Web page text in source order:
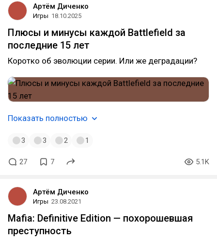
Артём Диченко
Игры 18.10.2025
Плюсы и минусы каждой Battlefield за
последние 15 лет
Коротко об эволюции серии. Или же деградации?
Показать полностью
3 3 2 1
27 7 5.1K
Артём Диченко
Игры 23.08.2021
Mafia: Definitive Edition — похорошевшая
преступность